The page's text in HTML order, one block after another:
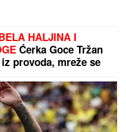
ČEDA JOVANOVIĆ
NAKON
Cela kuća miriše
jela: "On živi od